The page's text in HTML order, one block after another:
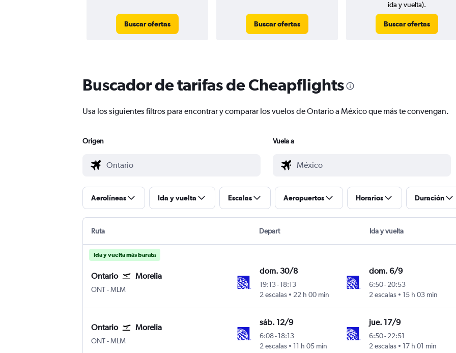
Buscar ofertas Buscar ofertas
ida y vuelta).
Buscar ofertas
Buscador de tarifas de Cheapflights
Usa los siguientes filtros para encontrar y comparar los vuelos de Ontario a México que más te convengan.
Origen Vuela a
Aerolíneas Ida y vuelta Escalas Aeropuertos Horarios Duración
Ruta Depart Ida y vuelta
Ida y vuelta más barata
Ontario Morelia
ONTOntario
-MLM
dom. 30/8
19:13-18:13
2 escalas
22 h 00 min
dom. 6/9
6:50-20:53
2 escalas
15 h 03 min
Ontario Morelia
ONTOntario
-MLM
sáb. 12/9
6:08-18:13
2 escalas
11 h 05 min
jue. 17/9
6:50-22:51
2 escalas
17 h 01 min